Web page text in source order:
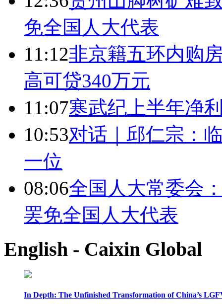
免全国人大代表
11:12非京籍五环内购
高可贷340万元
11:07寒武纪上半年净
10:53对话｜邱仁宗：
一位
08:06全国人大常委会
罢免全国人大代表
English - Caixin Global
In Depth: The Unfinished Transformation of China’s